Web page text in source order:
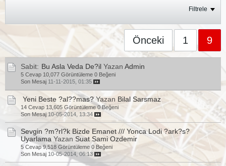
Filtrele
Önceki 1 9
Sabit: Bu Asla Veda De?il Yazan Admin
5 Cevap 10,077 Görüntüleme 0 Beğeni
Son Mesaj 11-11-2015, 01:35
Yeni Beste ?al??mas? Yazan Bilal Sarsmaz
14 Cevap 13,605 Görüntüleme 0 Beğeni
Son Mesaj 10-05-2014, 13:34
Sevgin ?m?rl?k Bizde Emanet /// Yonca Lodi ?ark?s?
Uyarlama Yazan Suat Sami Ozdemir
5 Cevap 9,518 Görüntüleme 0 Beğeni
Son Mesaj 10-05-2014, 06:13